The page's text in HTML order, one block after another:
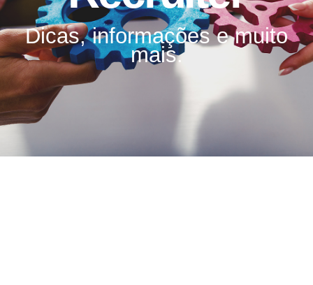
Dicas, informações e muito
mais.